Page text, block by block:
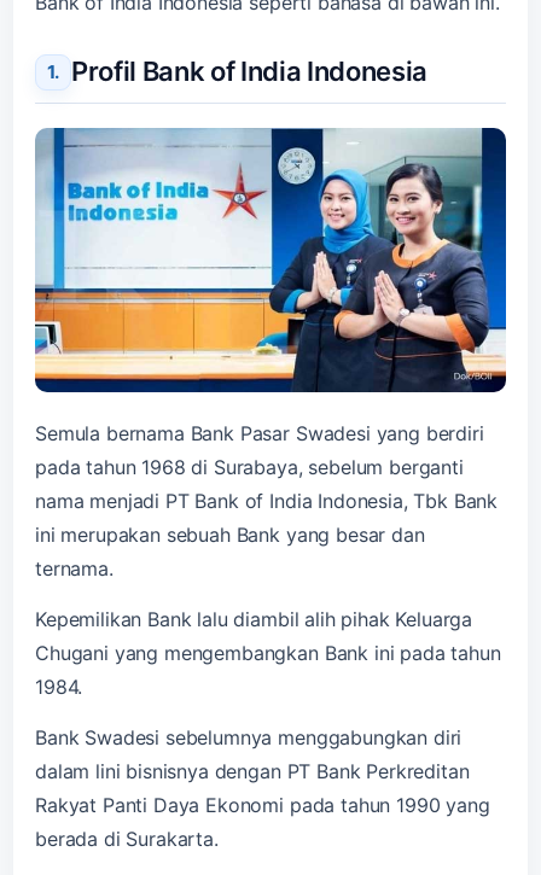
Profil Bank of India Indonesia
Semula bernama Bank Pasar Swadesi yang berdiri
pada tahun 1968 di Surabaya, sebelum berganti
nama menjadi PT Bank of India Indonesia, Tbk Bank
ini merupakan sebuah Bank yang besar dan
ternama.
Kepemilikan Bank lalu diambil alih pihak Keluarga
Chugani yang mengembangkan Bank ini pada tahun
1984.
Bank Swadesi sebelumnya menggabungkan diri
dalam lini bisnisnya dengan PT Bank Perkreditan
Rakyat Panti Daya Ekonomi pada tahun 1990 yang
berada di Surakarta.